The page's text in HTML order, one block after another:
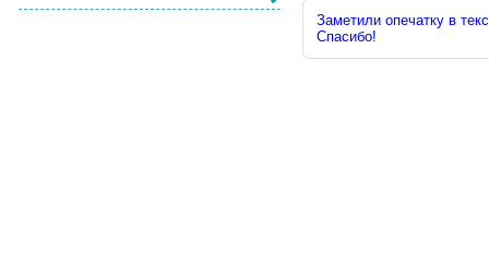
Заметили опечатку в
Спасибо!